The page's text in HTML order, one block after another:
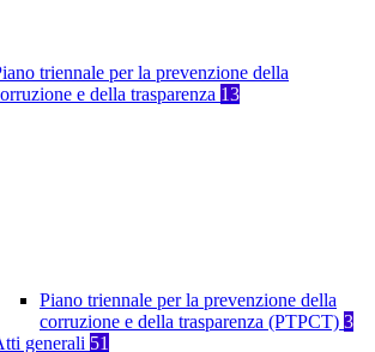
triennale per la prevenzione della
e della trasparenza 13
Piano triennale per la prevenzione della
corruzione e della trasparenza (PTPCT) 3
generali 51